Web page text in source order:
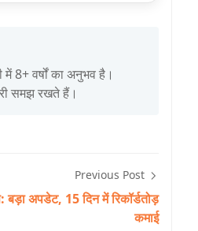
8+ वर्षों का अनुभव है।
समझ रखते हैं।
Previous Post
अपडेट, 15 दिन में रिकॉर्डतोड़
कमाई